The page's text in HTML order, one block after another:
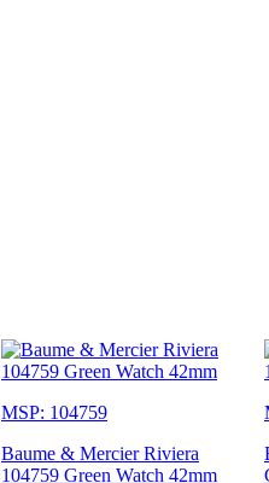
MSP: 104759
Baume & Mercier Riviera
104759 Green Watch 42mm